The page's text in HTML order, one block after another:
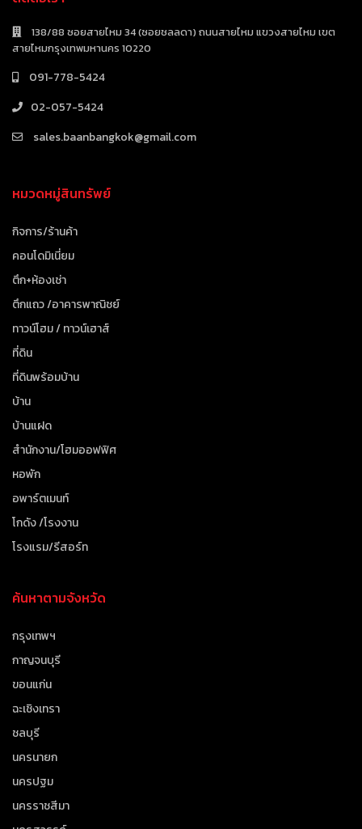
138/88 ซอยสายไหม 34 (ซอยชลลดา) ถนนสายไหม แขวงสายไหม เขต
สายไหมกรุงเทพมหานคร 10220
091-778-5424
02-057-5424
sales.baanbangkok@gmail.com
หมวดหมู่สินทรัพย์
กิจการ/ร้านค้า
คอนโดมิเนี่ยม
ตึก+ห้องเช่า
ตึกแถว /อาคารพาณิชย์
ทาวน์โฮม / ทาวน์เฮาส์
ที่ดิน
ที่ดินพร้อมบ้าน
บ้าน
บ้านแฝด
สำนักงาน/โฮมออฟฟิศ
หอพัก
อพาร์ตเมนท์
โกดัง /โรงงาน
โรงแรม/รีสอร์ท
ค้นหาตามจังหวัด
กรุงเทพฯ
กาญจนบุรี
ขอนแก่น
ฉะเชิงเทรา
ชลบุรี
นครนายก
นครปฐม
นครราชสีมา